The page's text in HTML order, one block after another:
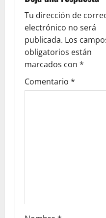
a
c
i
ó
n
Tu dirección de
electrónico no será
publicada. Los
obligatorios están
marcados con *
Comentario *